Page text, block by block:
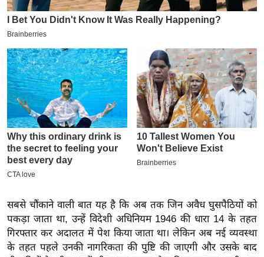
ई
-
पे
प
र
मि
सा
ल
बे
मि
ल
श
ख्सि
य
सबसे चौंकाने वाली बात यह है कि अब तक जिन अवैध घुसपैठियों को
पकड़ा जाता था, उन्हें विदेशी अधिनियम 1946 की धारा 14 के तहत
गिरफ्तार कर अदालत में पेश किया जाता था। लेकिन अब नई व्यवस्था
के तहत पहले उनकी नागरिकता की पुष्टि की जाएगी और उसके बाद